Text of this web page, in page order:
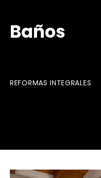
Baños
REFORMAS INTEGRALES